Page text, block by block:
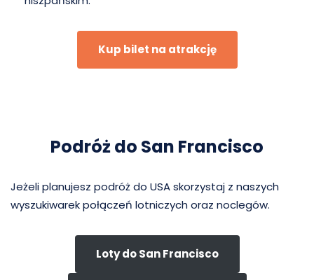
Kup bilet na atrakcję
Podróż do San Francisco
Jeżeli planujesz podróż do USA skorzystaj z naszych
wyszukiwarek połączeń lotniczych oraz noclegów.
Loty do San Francisco